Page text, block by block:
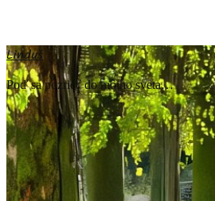
Linduš
Poď sa pozrieť do môjho sveta…